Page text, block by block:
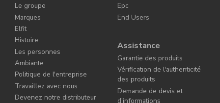
Le groupe
Marques
Elfit
Histoire
Les personnes
Ambiante
Politique de l'entreprise
Travaillez avec nous
Devenez notre distributeur
Epc
End Users
Assistance
Garantie des produits
Vérification de l'authenticité
des produits
Demande de devis et
d'informations